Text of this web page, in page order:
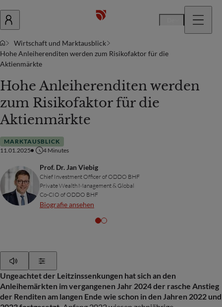
Wirtschaft und Marktausblick
Hohe Anleiherenditen werden zum Risikofaktor für die
Aktienmärkte
Hohe Anleiherenditen werden
zum Risikofaktor für die
Aktienmärkte
MARKTAUSBLICK
11.01.2025
4 Minutes
Prof. Dr. Jan Viebig
Chief Investment Officer of ODDO BHF
Private Wealth Management & Global
Co-CIO of ODDO BHF
Biografie ansehen
Ungeachtet der Leitzinssenkungen hat sich an den
Anleihemärkten im vergangenen Jahr 2024 der rasche Anstieg
der Renditen am langen Ende wie schon in den Jahren 2022 und